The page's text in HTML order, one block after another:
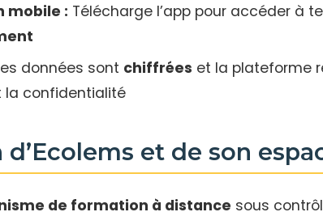
mobile : Télécharge l’app pour accéder à
données sont chiffrées et la plateforme
la confidentialité
et de son
de formation à distance sous